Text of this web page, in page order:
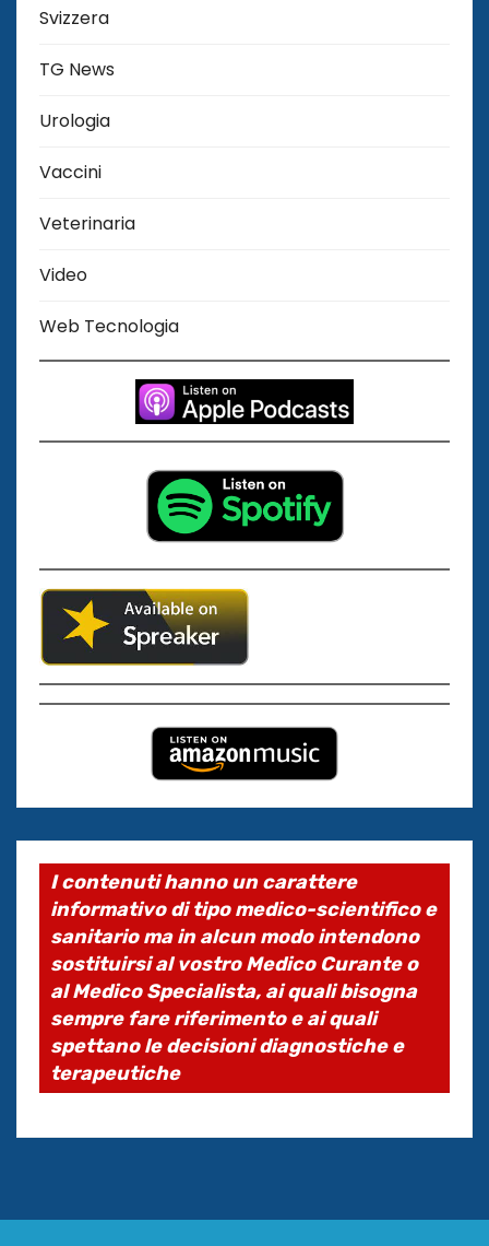
Svizzera
TG News
Urologia
Vaccini
Veterinaria
Video
Web Tecnologia
I contenuti hanno un carattere
informativo di tipo medico-scientifico e
sanitario ma in alcun modo intendono
sostituirsi al vostro Medico Curante o
al Medico Specialista, ai quali bisogna
sempre fare riferimento e ai quali
spettano le decisioni diagnostiche e
terapeutiche